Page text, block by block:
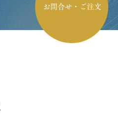
お問合せ・ご注文